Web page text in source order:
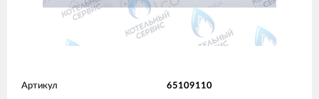
Артикул 65109110